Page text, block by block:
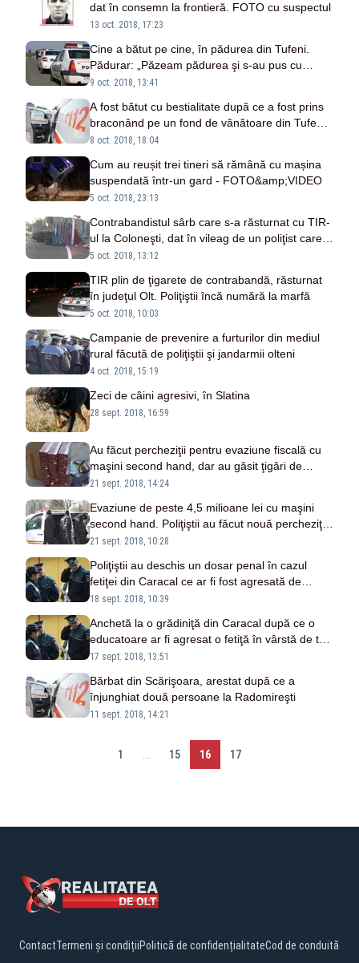
dat în consemn la frontieră. FOTO cu suspectul
13 oct. 2018, 17:23
Cine a bătut pe cine, în pădurea din Tufeni.
Pădurar: „Păzeam pădurea şi s-au pus cu
bâtele pe noi“
9 oct. 2018, 13:41
A fost bătut cu bestialitate după ce a fost prins
braconând pe un fond de vânătoare din Tufeni.
Victima are doar 18 ani
8 oct. 2018, 18:04
Cum au reușit trei tineri să rămână cu mașina
suspendată într-un gard - FOTO&amp;VIDEO
5 oct. 2018, 23:13
Contrabandistul sârb care s-a răsturnat cu TIR-
ul la Coloneşti, dat în vileag de un poliţist care îi
ştia limba. Povestea întreagă
5 oct. 2018, 13:12
TIR plin de ţigarete de contrabandă, răsturnat
în judeţul Olt. Poliţiştii încă numără la marfă
5 oct. 2018, 10:03
Campanie de prevenire a furturilor din mediul
rural făcută de poliţiştii şi jandarmii olteni
4 oct. 2018, 15:19
Zeci de câini agresivi, în Slatina
28 sept. 2018, 16:59
Au făcut percheziţii pentru evaziune fiscală cu
maşini second hand, dar au găsit ţigări de
contrabandă
21 sept. 2018, 14:24
Evaziune de peste 4,5 milioane lei cu maşini
second hand. Poliţiştii au făcut nouă percheziţii
în două localităţi din Olt
21 sept. 2018, 10:28
Poliţiştii au deschis un dosar penal în cazul
fetiţei din Caracal ce ar fi fost agresată de
educatoare
18 sept. 2018, 10:39
Anchetă la o grădiniţă din Caracal după ce o
educatoare ar fi agresat o fetiţă în vârstă de trei
ani
17 sept. 2018, 13:51
Bărbat din Scărişoara, arestat după ce a
înjunghiat două persoane la Radomireşti
11 sept. 2018, 14:21
1 15 16 17
ContactTermeni și condițiiPolitică de confidențialitateCod de conduită